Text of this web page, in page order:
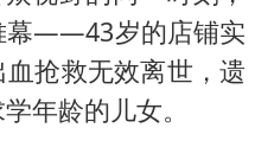
幕——43岁的店铺实
抢救无效离世，遗
年龄的儿女。